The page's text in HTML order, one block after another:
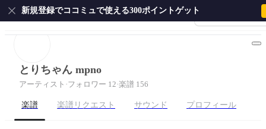
会員登録・ログイ
新規登録でココミュで使える300ポイントゲット
ホーム
ピアノ ギター サクソフォン ドラム
とりちゃん mpno
アーティスト ·フォロワー 12·楽譜 156
楽譜 楽譜リクエスト サウンド プロフィール